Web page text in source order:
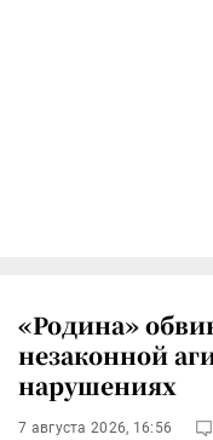
«Родина»
незаконной
нарушениях
7 августа 2026, 16:56